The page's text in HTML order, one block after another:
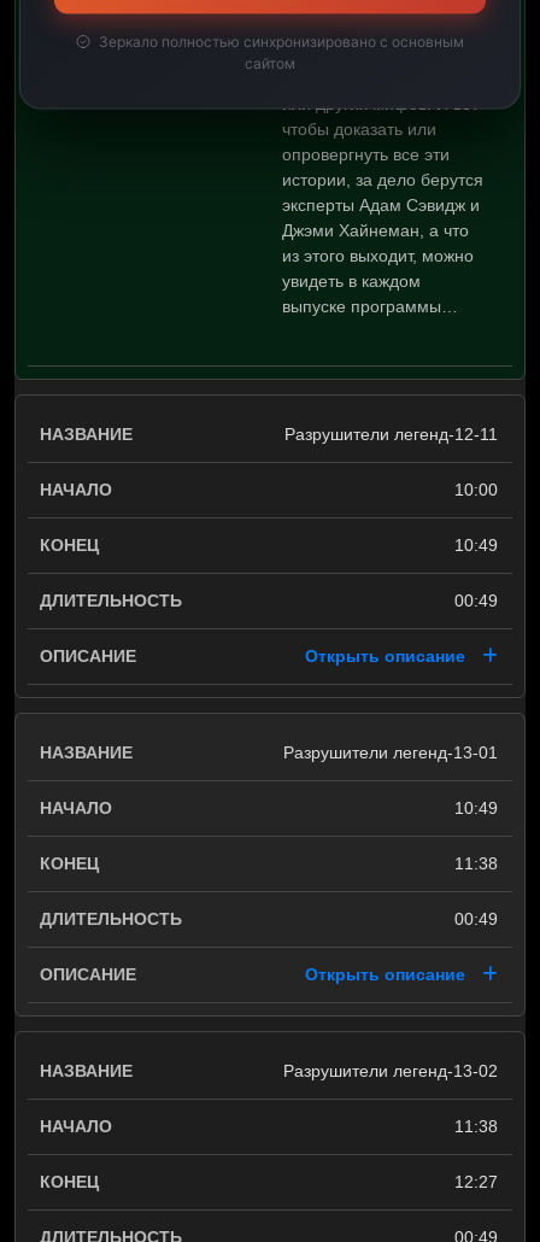
существует множество
разных легенд, поверий,
чтобы доказать или
опровергнуть все эти
истории, за дело берутся
эксперты Адам Сэвидж и
Джэми Хайнеман, а что
из этого выходит, можно
увидеть в каждом
выпуске программы…
Разрушители легенд-12-11
10:00
10:49
00:49
Открыть описание
Разрушители легенд-13-01
10:49
11:38
00:49
Открыть описание
Разрушители легенд-13-02
11:38
12:27
00:49
Зеркало полностью синхронизировано с основным
сайтом